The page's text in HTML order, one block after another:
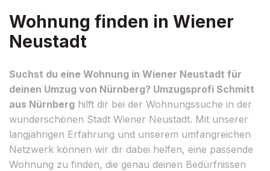
Wohnung finden in Wiener
Neustadt
Suchst du eine Wohnung in Wiener Neustadt für
deinen Umzug von Nürnberg? Umzugsprofi Schmitt
aus Nürnberg hilft dir bei der Wohnungssuche in der
wunderschönen Stadt Wiener Neustadt. Mit unserer
langjährigen Erfahrung und unserem umfangreichen
Netzwerk können wir dir dabei helfen, eine passende
Wohnung zu finden, die genau deinen Bedürfnissen